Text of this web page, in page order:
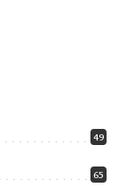
49
65